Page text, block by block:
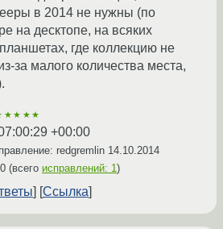
в 2014 не нужны (по
на десктопе, на всяких
где коллекцию не
за малого количества места,
+00:00
redgremlin 14.10.2014
(всего исправлений: 1)
Ссылка